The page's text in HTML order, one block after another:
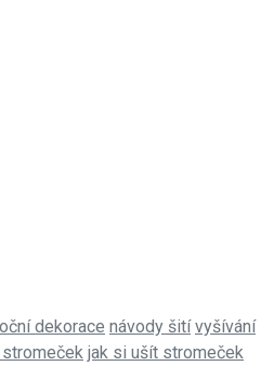
dekorace návody šití vyšívání
jak si ušít stromeček